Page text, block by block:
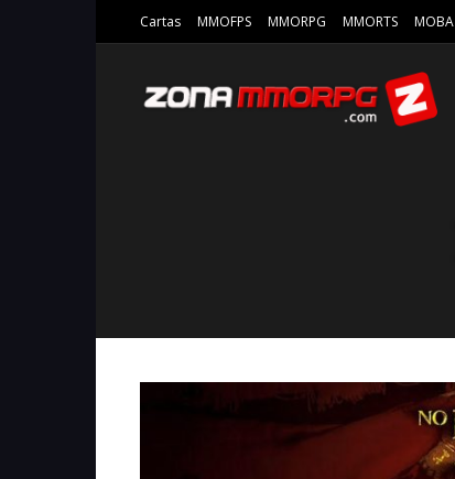
Cartas MMOFPS MMORPG MMORTS MOBA